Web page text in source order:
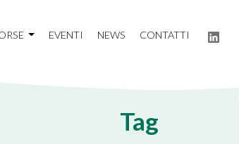
EVENTI NEWS CONTATTI
Tag